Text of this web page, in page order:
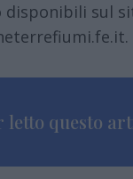
sul
letto questo